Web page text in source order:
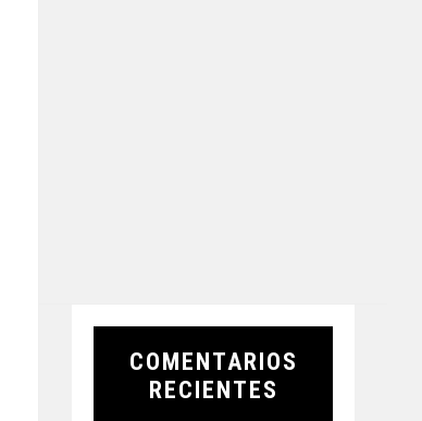
COMENTARIOS
RECIENTES